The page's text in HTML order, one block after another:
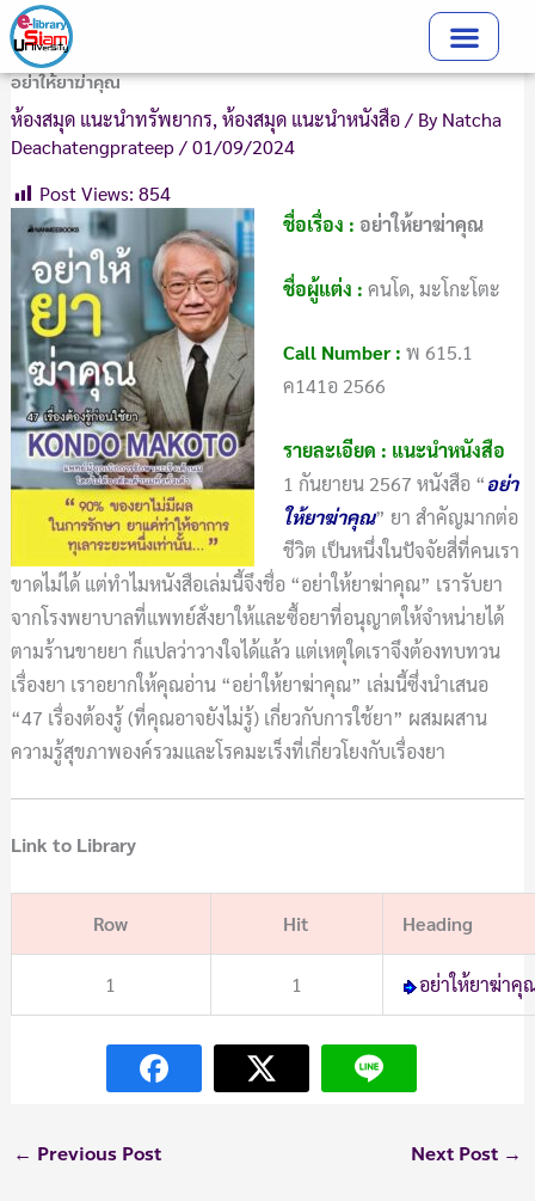
Skip
to
content
อย่าให้ยาฆ่าคุณ
ห้องสมุด แนะนำทรัพยากร, ห้องสมุด แนะนำหนังสือ/ By Natcha
Deachatengprateep /01/09/2024
Post Views: 854
ชื่อเรื่อง : อย่าให้ยาฆ่าคุณ
ชื่อผู้แต่ง : คนโด, มะโกะโตะ
Call Number: พ 615.1
ค141อ 2566
รายละเอียด : แนะนำหนังสือ
1 กันยายน 2567 หนังสือ “อย่า
ให้ยาฆ่าคุณ” ยา สำคัญมากต่อ
ชีวิต เป็นหนึ่งในปัจจัยสี่ที่คนเรา
ขาดไม่ได้ แต่ทำไมหนังสือเล่มนี้จึงชื่อ “อย่าให้ยาฆ่าคุณ” เรารับยา
จากโรงพยาบาลที่แพทย์สั่งยาให้และซื้อยาที่อนุญาตให้จำหน่ายได้
ตามร้านขายยา ก็แปลว่าวางใจได้แล้ว แต่เหตุใดเราจึงต้องทบทวน
เรื่องยา เราอยากให้คุณอ่าน “อย่าให้ยาฆ่าคุณ” เล่มนี้ซึ่งนำเสนอ
“47 เรื่องต้องรู้ (ที่คุณอาจยังไม่รู้) เกี่ยวกับการใช้ยา” ผสมผสาน
ความรู้สุขภาพองค์รวมและโรคมะเร็งที่เกี่ยวโยงกับเรื่องยา
Link to Library
Row Hit Heading
1 1 อย่าให้ยาฆ่าคุ
← Previous Post Next Post →